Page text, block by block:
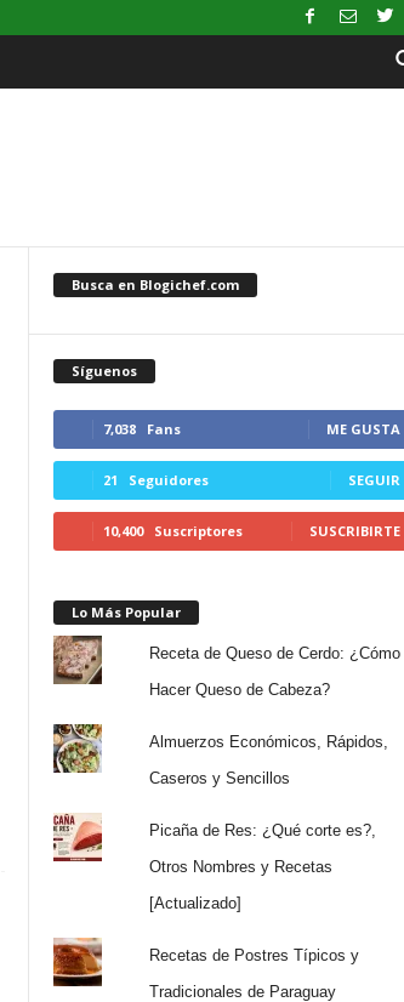
Busca en Blogichef.com
Síguenos
7,038 Fans ME GUSTA
21 Seguidores SEGUIR
10,400 Suscriptores SUSCRIBIRTE
Lo Más Popular
Receta de Queso de Cerdo: ¿Cómo
Hacer Queso de Cabeza?
Almuerzos Económicos, Rápidos,
Caseros y Sencillos
Picaña de Res: ¿Qué corte es?,
Otros Nombres y Recetas
[Actualizado]
Recetas de Postres Típicos y
Tradicionales de Paraguay